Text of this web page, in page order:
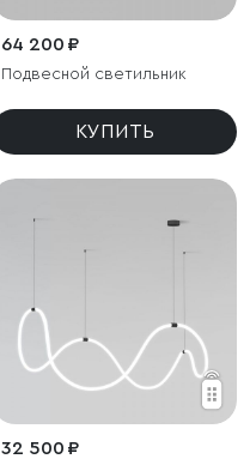
64 200 ₽
Подвесной светильник
КУПИТЬ
32 500 ₽